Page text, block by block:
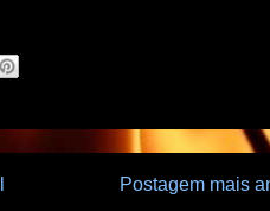
Postagem mais